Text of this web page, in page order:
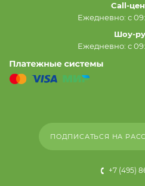
Call-
Ежедневно: с
Шоу-
Ежедневно: с
ПОДПИСАТЬСЯ НА
+7 (495)